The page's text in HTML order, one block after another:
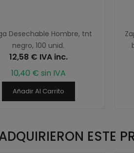
Desechable Hombre, tnt
negro, 100 unid.
12,58 € IVA inc.
10,40 € sin IVA
Añadir Al Carrito
ESTE